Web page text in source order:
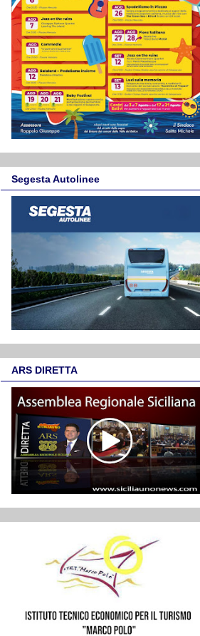
Segesta Autolinee
ARS DIRETTA